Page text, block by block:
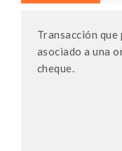
Transacción que
asociado a una
cheque.